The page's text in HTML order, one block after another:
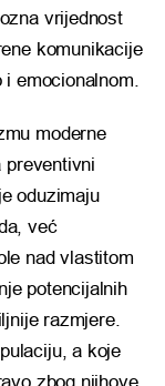
vrijednost
komunikacije
emocionalnom.
moderne
preventivni
oduzimaju
već
nad vlastitom
potencijalnih
razmjere.
a koje